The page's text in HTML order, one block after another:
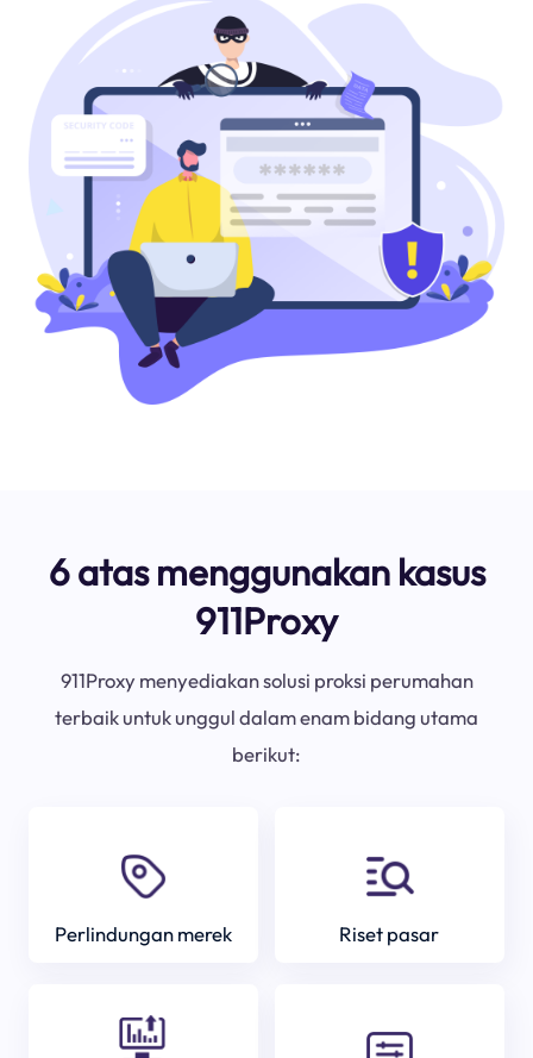
6 atas menggunakan kasus
911Proxy
911Proxy menyediakan solusi proksi perumahan
terbaik untuk unggul dalam enam bidang utama
berikut:
Perlindungan merek Riset pasar